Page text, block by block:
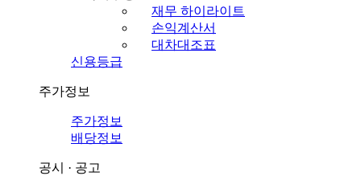
재무 하이라이트
손익계산서
대차대조표
신용등급
주가정보
주가정보
배당정보
공시 · 공고